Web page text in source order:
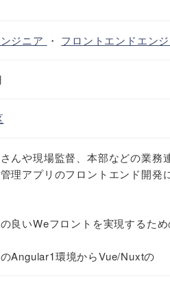
ジニア ・ フロントエンドエン
んや現場監督、本部などの業
理アプリのフロントエンド開発
良いWeフロントを実現するた
Angular1環境からVue/Nuxtの